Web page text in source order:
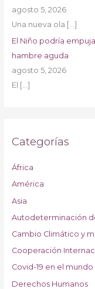
agosto 5, 2026
Una nueva ola […]
El Niño podría
hambre aguda
agosto 5, 2026
El […]
Categorías
África
América
Asia
Autodeterminación
Cambio Climático y
Cooperación
Covid-19 en el mundo
Derechos Humanos